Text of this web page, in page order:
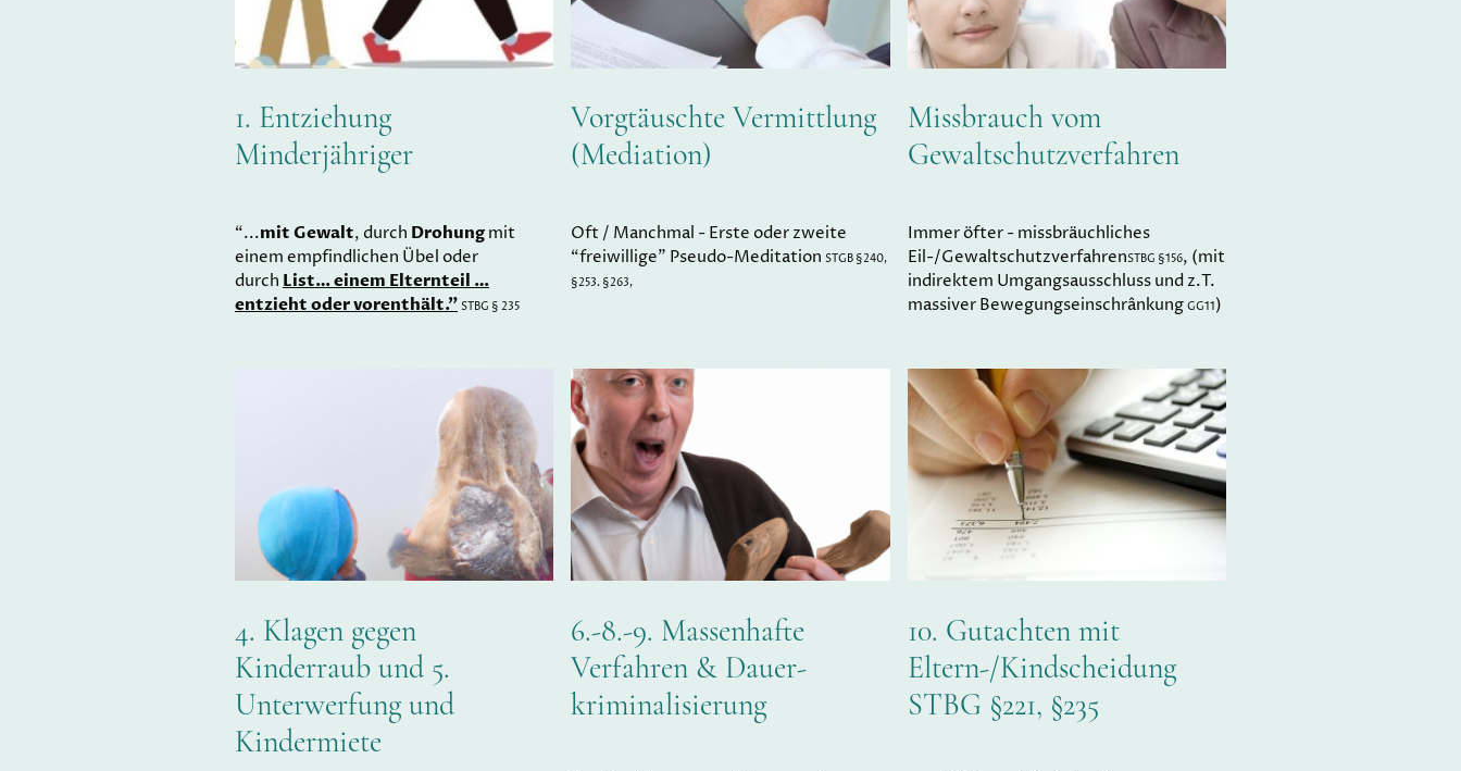
1. Entziehung
Minderjähriger
“...mit Gewalt, durch Drohung mit
einem empfindlichen Übel oder
durch List… einem Elternteil …
entzieht oder vorenthält.” STBG § 235
Vorgtäuschte Vermittlung
(Mediation)
Oft / Manchmal - Erste oder zweite
“freiwillige” Pseudo-MeditationSTGB §240,
§253. §263,
Missbrauch vom
Gewaltschutzverfahren
Immer öfter - missbräuchliches
Eil-/GewaltschutzverfahrenSTBG §156, (mit
indirektem Umgangsausschluss und z.T.
massiver Bewegungseinschrânkung GG11)
4. Klagen gegen
Kinderraub und 5.
Unterwerfung und
Kindermiete
6.-8.-9. Massenhafte
Verfahren & Dauer-
kriminalisierung
10. Gutachten mit
Eltern-/Kindscheidung
STBG §221, §235